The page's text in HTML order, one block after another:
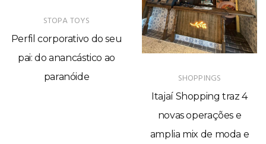
STOPA TOYS
Perfil corporativo do seu
pai: do anancástico ao
paranóide
SHOPPINGS
Itajaí Shopping traz 4
novas operações e
amplia mix de moda e